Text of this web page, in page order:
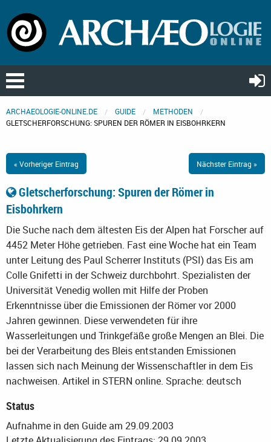
ARCHAEOLOGIE-ONLINE.DE GUIDE
METHODEN
GLETSCHERFORSCHUNG: SPUREN DER RÖMER IN EISBOHRKERN
« Vorheriger Eintrag Nächster Eintrag »
Gletscherforschung: Spuren der Römer in
Eisbohrkern
Die Suche nach dem ältesten Eis der Alpen hat Forscher auf
4452 Meter Höhe getrieben. Fast eine Woche hat ein Team
unter Leitung des Paul Scherrer Instituts (PSI) das Eis am
Colle Gnifetti in der Schweiz durchbohrt. Spezialisten der
Universität Venedig wollen mit Hilfe der Proben
Erkenntnisse über die Emissionen der Römer vor 2000
Jahren gewinnen. Diese verwendeten für ihre
Wasserleitungen und Trinkgefäße große Mengen an Blei. Die
bei der Verarbeitung des Bleis entstanden Emissionen
lassen sich nach Meinung der Wissenschaftler in dem Eis
nachweisen. Artikel in STERN online. Sprache: deutsch
Status
Aufnahme in den Guide am 29.09.2003